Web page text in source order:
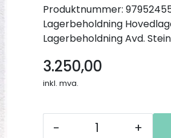
Produktnummer:
Lagerbeholdning
LagerbeholdningAvd.
3.250,00
inkl. mva.
- +